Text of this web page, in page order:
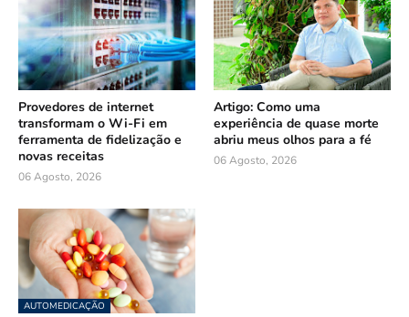
Provedores de internet
transformam o Wi-Fi em
ferramenta de fidelização e
novas receitas
06 Agosto, 2026
Artigo: Como uma
experiência de quase morte
abriu meus olhos para a fé
06 Agosto, 2026
AUTOMEDICAÇÃO